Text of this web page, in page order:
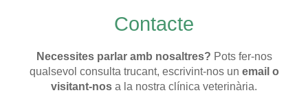
Contacte
Necessites parlar amb nosaltres? Pots fer-nos
qualsevol consulta trucant, escrivint-nos un email o
visitant-nos a la nostra clínica veterinària.